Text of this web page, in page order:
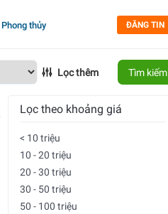
Phong thủy ĐĂNG TIN
Lọc thêm Tìm kiếm
Lọc theo khoảng giá
< 10 triệu
10 - 20 triệu
20 - 30 triệu
30 - 50 triệu
50 - 100 triệu